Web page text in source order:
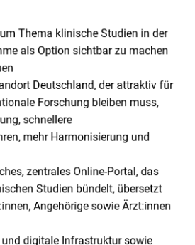
Thema klinische Studien in der
als Option sichtbar zu machen
Deutschland, der attraktiv für
Forschung bleiben muss,
schnellere
mehr Harmonisierung und
zentrales Online-Portal, das
Studien bündelt, übersetzt
Angehörige sowie Ärzt:innen
digitale Infrastruktur sowie